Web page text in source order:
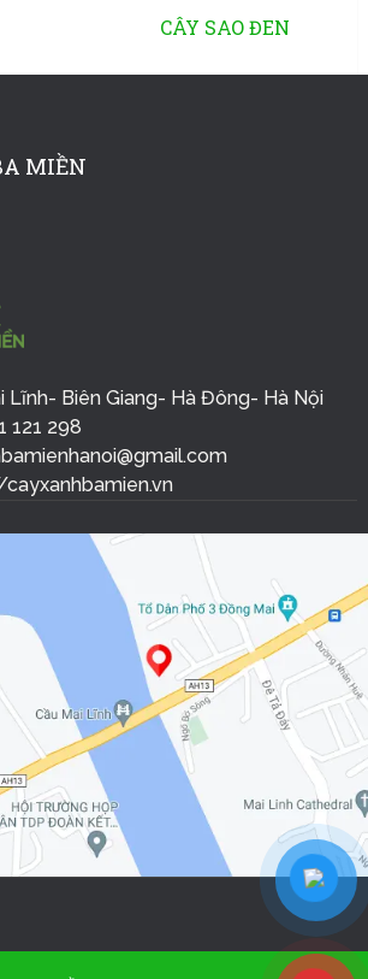
CÂY SAO ĐEN
MIỀN
Lĩnh- Biên Giang- Hà Đông- Hà Nội
121 298